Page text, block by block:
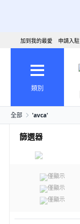
加到我的最愛 申請入駐
類別
全部 'avca'
篩選器
僅顯示
僅顯示
僅顯示